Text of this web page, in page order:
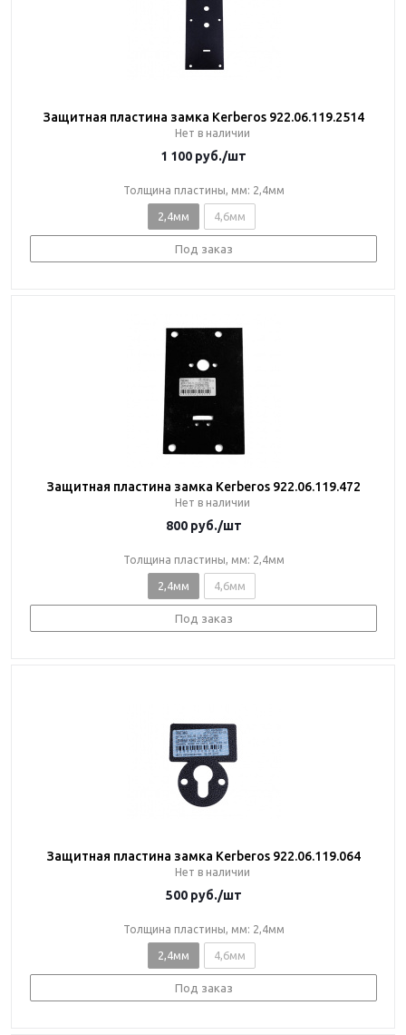
Защитная пластина замка Kerberos 922.06.119.2514
Нет в наличии
1 100 руб./шт
Толщина пластины, мм: 2,4мм
2,4мм 4,6мм
Под заказ
Защитная пластина замка Kerberos 922.06.119.472
Нет в наличии
800руб./шт
Толщина пластины, мм: 2,4мм
2,4мм 4,6мм
Под заказ
Защитная пластина замка Kerberos 922.06.119.064
Нет в наличии
500руб./шт
Толщина пластины, мм: 2,4мм
2,4мм 4,6мм
Под заказ